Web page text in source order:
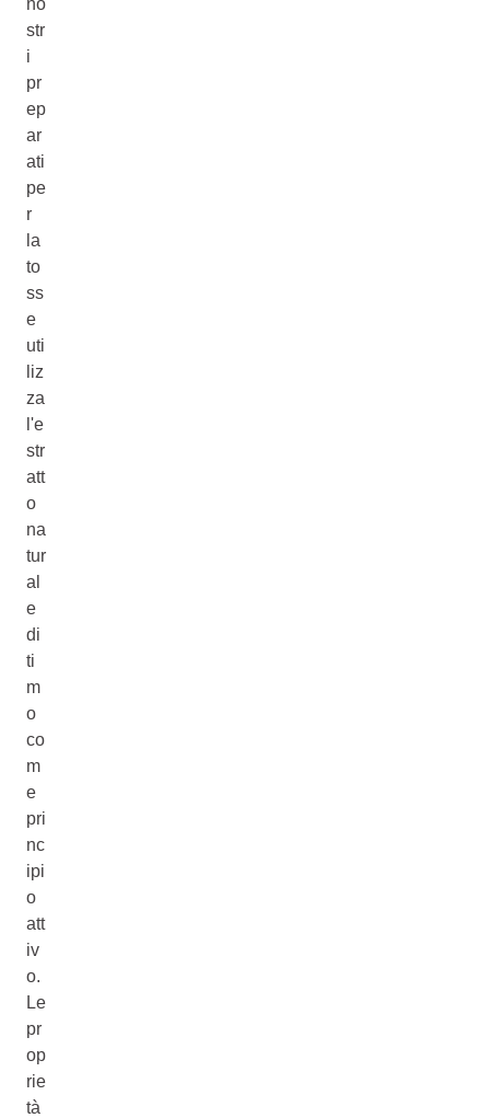
str
i
pr
ep
ar
ati
pe
r
la
to
ss
e
uti
liz
za
l'e
str
att
o
na
tur
al
e
di
ti
m
o
co
m
e
pri
nc
ipi
o
att
iv
o.
Le
pr
op
rie
tà